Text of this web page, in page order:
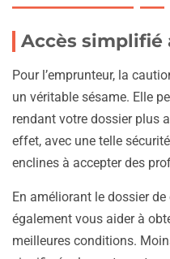
Accès simplifié
Pour l’emprunteur, la
un véritable sésame. Elle
rendant votre dossier plus
effet, avec une telle
enclines à accepter des
En améliorant le dossier
également vous aider à
meilleures conditions.